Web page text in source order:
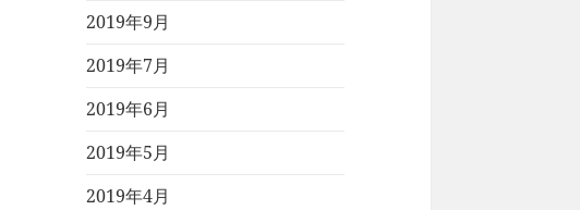
2019年9月
2019年7月
2019年6月
2019年5月
2019年4月